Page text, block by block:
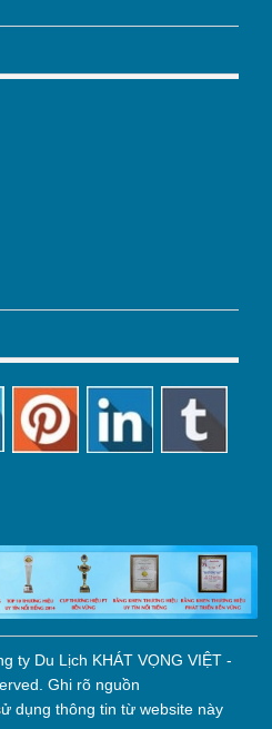
ty Du Lịch KHÁT VỌNG VIỆT -
Ghi rõ nguồn
dụng thông tin từ website này